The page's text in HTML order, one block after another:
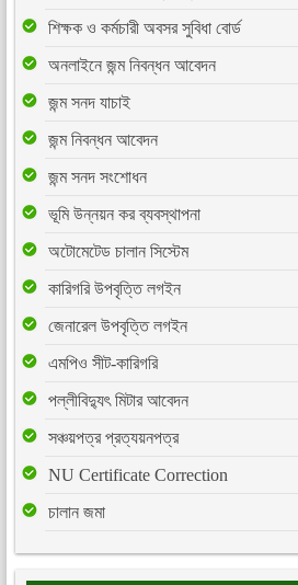
শিক্ষক ও কর্মচারী অবসর সুবিধা বোর্ড
অনলাইনে জন্ম নিবন্ধন আবেদন
জন্ম সনদ যাচাই
জন্ম নিবন্ধন আবেদন
জন্ম সনদ সংশোধন
ভূমি উন্নয়ন কর ব্যবস্থাপনা
অটোমেটেড চালান সিস্টেম
কারিগরি উপবৃত্তি লগইন
জেনারেল উপবৃত্তি লগইন
এমপিও সীট-কারিগরি
পল্লীবিদ্যুৎ মিটার আবেদন
সঞ্চয়পত্র প্রত্যয়নপত্র
NU Certificate Correction
চালান জমা